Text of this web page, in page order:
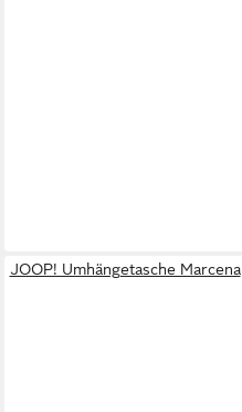
JOOP! Umhängetasche Marcena